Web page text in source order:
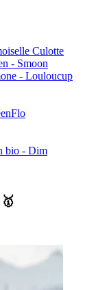
Culotte
- Smoon
- Louloucup
bio - Dim